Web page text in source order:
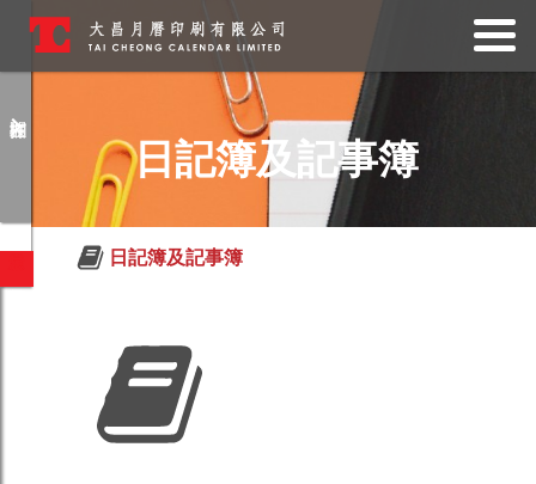
查詢產品
請留下您的聯絡資料，我們將向各下
提供已查詢的產品資訊。
日記簿及記事簿
日記簿及記事簿